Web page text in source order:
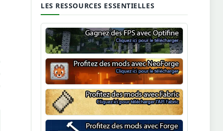
LES RESSOURCES ESSENTIELLES
Optifine
NeoForge
Minecraft Fabric